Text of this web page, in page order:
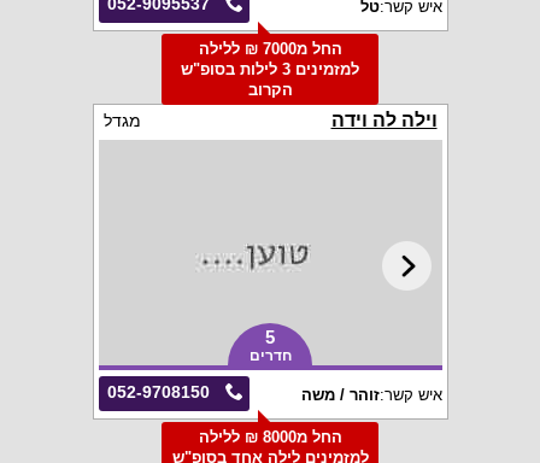
איש קשר:טל
החל מ7000 ₪ ללילה
למזמינים 3 לילות בסופ"ש
הקרוב
וילה לה וידה מגדל
5
חדרים
052-9708150 איש קשר:זוהר / משה
החל מ8000 ₪ ללילה
למזמינים לילה אחד בסופ"ש